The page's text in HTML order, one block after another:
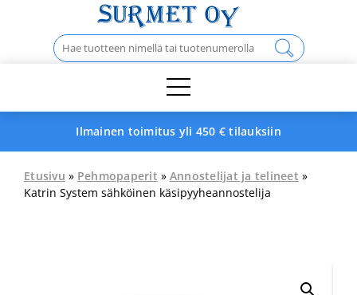
Haku:
Ilmainen toimitus yli 450 € tilauksiin
Etusivu » Pehmopaperit » Annostelijat ja telineet »
Katrin System sähköinen käsipyyheannostelija